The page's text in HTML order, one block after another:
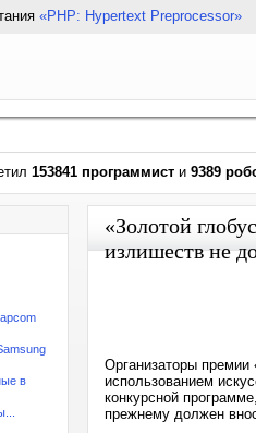
«PHP: Hypertext Preprocessor»
153841 программист и 9389
в
«Золотой
излишеств не
Организаторы премии
использованием
конкурсной
прежнему должен